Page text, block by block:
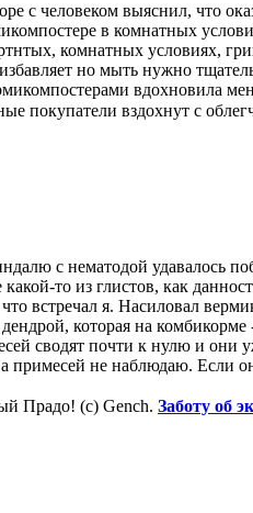
с человеком выяснил, что
в комнатных
комнатных условиях,
но мыть нужно
вдохновила
покупатели вздохнут с
с нематодой удавалось
какой-то из глистов, как
встречал я. Насиловал
которая на
сводят почти к нулю и они
примесей не наблюдаю. Если
Прадо! (c) Gench. Заботу об